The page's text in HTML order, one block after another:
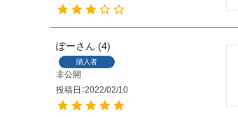
ぽー 4
購入者
非公開
投稿日 2022/02/10